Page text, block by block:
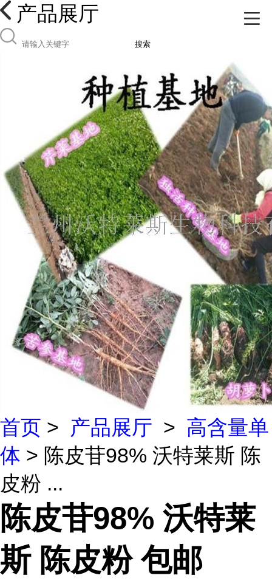
产品展厅
搜索
首页 > 产品展厅 > 高含量单
体 > 陈皮苷98% 沃特莱斯 陈
皮粉 ...
陈皮苷98% 沃特莱
斯 陈皮粉 包邮